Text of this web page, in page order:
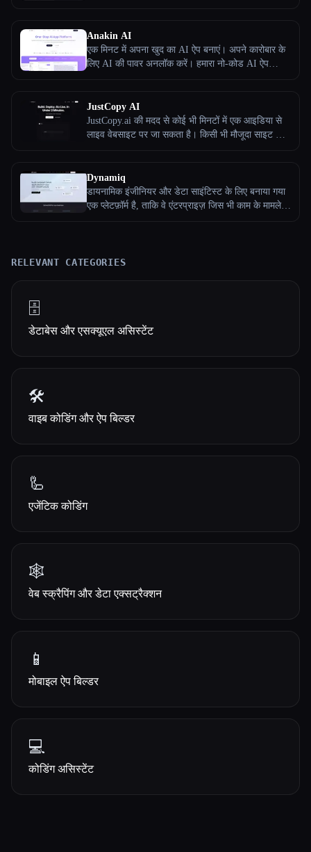
फ्लेक्सिबल डेटा मॉडल के लिए रिलेशनल डॉक्यूमेंट डेटाबेस,
यूज़र द्वारा साइन अप करने और अपने ऐप्स में लॉग-इन करने
के लिए प्रमाणीकरण, एआई समानता खोज, दस्तावेज़ों और
Anakin AI
एक मिनट में अपना खुद का AI ऐप बनाएं। अपने कारोबार के
लिए AI की पावर अनलॉक करें। हमारा नो-कोड AI ऐप
JustCopy AI
JustCopy.ai की मदद से कोई भी मिनटों में एक आइडिया से
लाइव वेबसाइट पर जा सकता है। किसी भी मौजूदा साइट को
डिप्लॉय हो जाएं—कोई सेटअप नहीं, इंजीनियरिंग की ज़रूरत
नहीं।
Dynamiq
डायनामिक इंजीनियर और डेटा साइंटिस्ट के लिए बनाया गया
एक प्लेटफ़ॉर्म है, ताकि वे एंटरप्राइज़ जिस भी काम के मामले से
RELEVANT CATEGORIES
🗄️
डेटाबेस और एसक्यूएल असिस्टेंट
🛠️
वाइब कोडिंग और ऐप बिल्डर
🦾
एजेंटिक कोडिंग
🕸️
वेब स्क्रैपिंग और डेटा एक्सट्रैक्शन
📱
मोबाइल ऐप बिल्डर
💻
कोडिंग असिस्टेंट